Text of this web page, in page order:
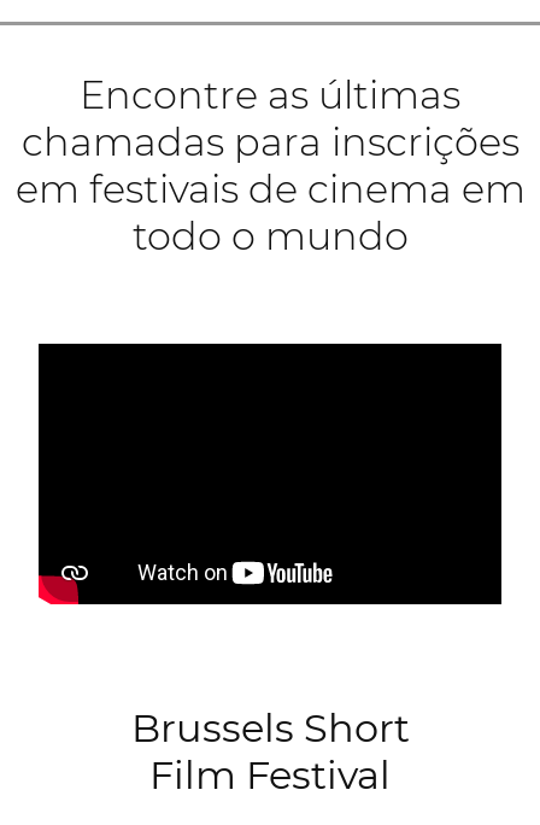
Encontre as últimas
chamadas para inscrições
em festivais de cinema em
todo o mundo
Brussels Short
Film Festival